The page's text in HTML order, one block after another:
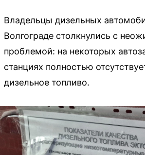
Владельцы дизельных
Волгограде столкнулись с
проблемой: на некоторых
станциях полностью
дизельное топливо.